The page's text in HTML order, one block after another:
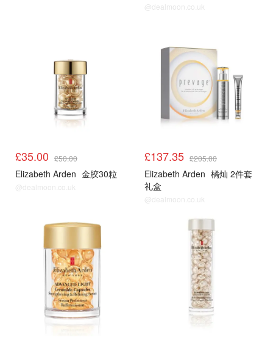
@dealmoon.co.uk
£35.00 £50.00
Elizabeth Arden 金胶30粒
@dealmoon.co.uk
£137.35 £205.00
Elizabeth Arden 橘灿 2件套
礼盒
@dealmoon.co.uk